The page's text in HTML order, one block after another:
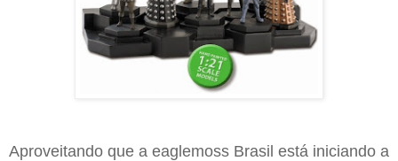
Aproveitando que a eaglemoss Brasil está iniciando a